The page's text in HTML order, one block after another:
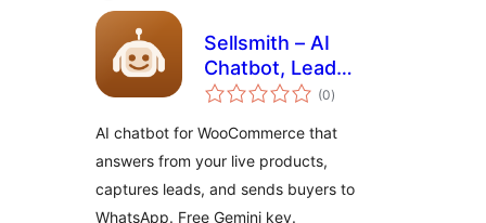
Sellsmith – AI
Chatbot, Lead
Capture & Sales
(0notes
en
)
AI chatbot for WooCommerce that
answers from your live products,
captures leads, and sends buyers to
WhatsApp. Free Gemini key.